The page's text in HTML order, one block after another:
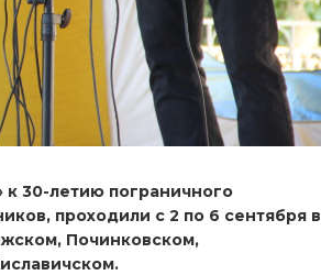
к 30-летию пограничного
проходили с 2 по 6 сентября в
Починковском,